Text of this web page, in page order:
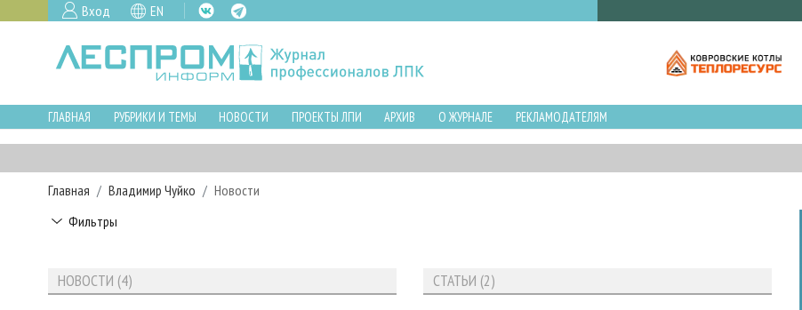
Вход EN
ГЛАВНАЯ РУБРИКИ И ТЕМЫ НОВОСТИ ПРОЕКТЫ ЛПИ АРХИВ О ЖУРНАЛЕ РЕКЛАМОДАТЕЛЯМ
Главная Владимир Чуйко
Новости
Фильтры
НОВОСТИ (4) СТАТЬИ (2)